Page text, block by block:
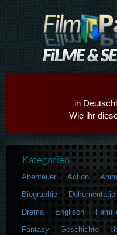
in
Wie ihr
Kategorien
Abenteuer Action
Biographie
Drama
Englisch
Fantasy
Geschichte